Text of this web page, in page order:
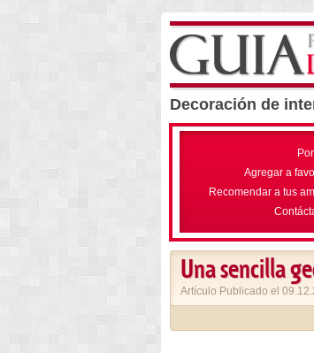
Decoración de
Agregar a
Recomendar a tus
Una sencilla
Artículo Publicado el